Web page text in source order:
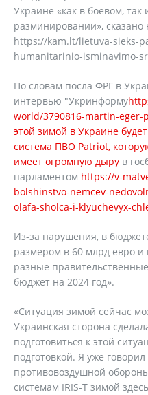
Украине «как в боевом, так
разминировании»,
https://kam.lt/lietuva-sieks-
humanitarinio-isminavimo-
По словам посла ФРГ в
интервью "Укринформу
world/3790816-martin-
этой зимой в Украине
система ПВО Patriot,
имеет огромную дыру в
парламентом https://v-
bolshinstvo-nemcev-
olafa-sholca-i-klyuchevyx-
Из-за нарушения, в
размером в 60 млрд евро и
разные
бюджет на 2024 год».
«Ситуация зимой сейчас
Украинская сторона
подготовиться к этой
подготовкой. Я уже
противовоздушной
системам IRIS-T зимой